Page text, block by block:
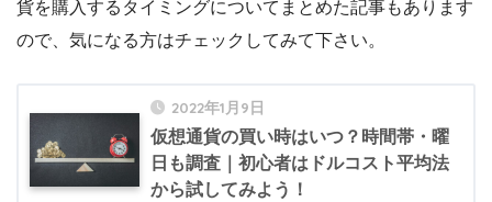
貨を購入するタイミングについてまとめた記事もあります
ので、気になる方はチェックしてみて下さい。
2022年1月9日
仮想通貨の買い時はいつ？時間帯・曜
日も調査｜初心者はドルコスト平均法
から試してみよう！